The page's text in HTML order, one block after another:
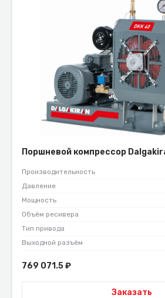
Поршневой компрессор
Производительность
Давление
Мощность
Объём ресивера
Тип привода
Выходной разъём
769 071.5₽
Заказать